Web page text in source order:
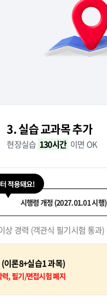
3. 실습 교과목 추가
현장실습 130시간 이면 OK
시행령 개정 (2027.01.01 시행)
상 경력 (객관식 필기시험 통과)
이론8+실습1 과목)
, 필기/면접시험 폐지